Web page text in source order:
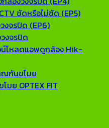
ชัดหรือไม่ชัด (EP5)
งจรปิด (EP6)
งจรปิด
น์โหลดแอพดูกล้อง Hik-
กันขโมย
มย OPTEX FIT